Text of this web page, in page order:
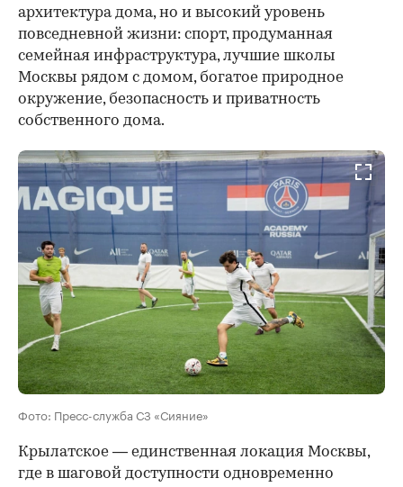
архитектура дома, но и высокий уровень
повседневной жизни: спорт, продуманная
семейная инфраструктура, лучшие школы
Москвы рядом с домом, богатое природное
окружение, безопасность и приватность
собственного дома.
Фото: Пресс-служба СЗ «Сияние»
Крылатское — единственная локация Москвы,
где в шаговой доступности одновременно